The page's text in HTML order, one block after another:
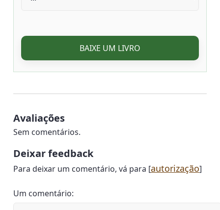
BAIXE UM LIVRO
Avaliações
Sem comentários.
Deixar feedback
Para deixar um comentário, vá para [autorização]
Um comentário: